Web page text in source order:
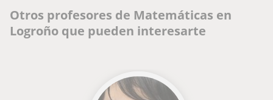
Otros profesores de Matemáticas en
Logroño que pueden interesarte